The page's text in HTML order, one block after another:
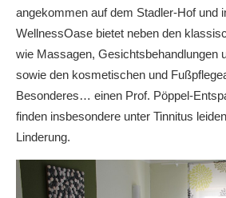
angekommen auf dem Stadler-Hof und
WellnessOase bietet neben den
wie Massagen, Gesichtsbehandlungen
sowie den kosmetischen und
Besonderes… einen Prof. Pöppel-
finden insbesondere unter Tinnitus
Linderung.